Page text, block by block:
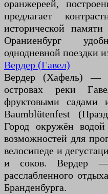
оранжереей,
предлагает
исторической
Ораниенбург
однодневной поездки
Вердер (Гавел)
Вердер (Хафель) —
островах реки
фруктовыми садами
Baumblütenfest
Город окружён
возможностей для
велосипеде и
и соков. Вердер —
расслабленного
Бранденбурга.